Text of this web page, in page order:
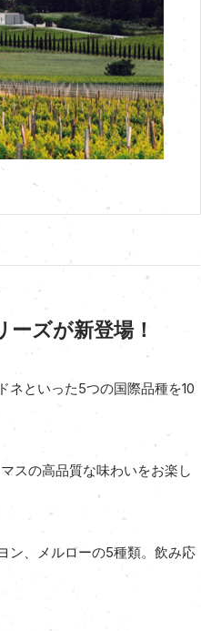
ズが新登場！
ネといった5つの国際品種を10
スの高品質な味わいをお楽し
ン、メルローの5種類。飲み応